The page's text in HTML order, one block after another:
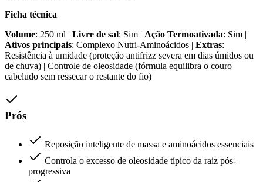
Ficha técnica
Volume: 250 ml | Livre de sal: Sim | Ação Termoativada: Sim |
Ativos principais: Complexo Nutri-Aminoácidos | Extras:
Resistência à umidade (proteção antifrizz severa em dias úmidos ou
de chuva) | Controle de oleosidade (fórmula equilibra o couro
cabeludo sem ressecar o restante do fio)
Prós
Reposição inteligente de massa e aminoácidos essenciais
Controla o excesso de oleosidade típico da raiz pós-
progressiva